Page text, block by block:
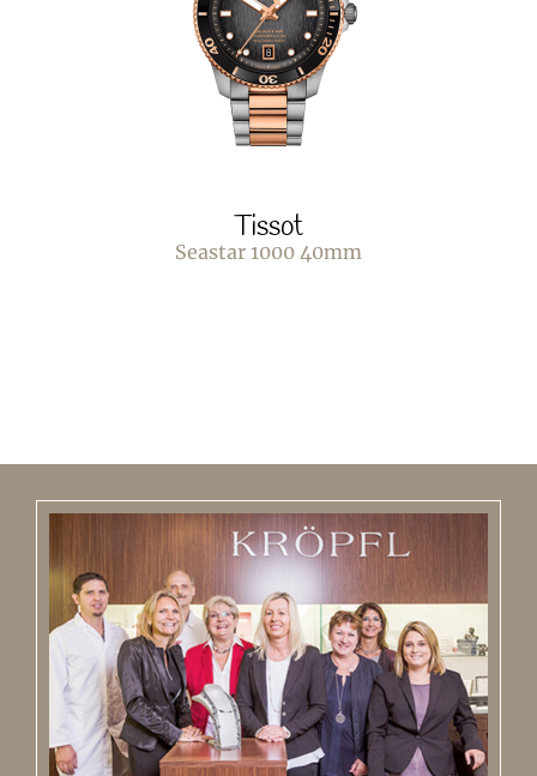
Tissot
Seastar 1000 40mm